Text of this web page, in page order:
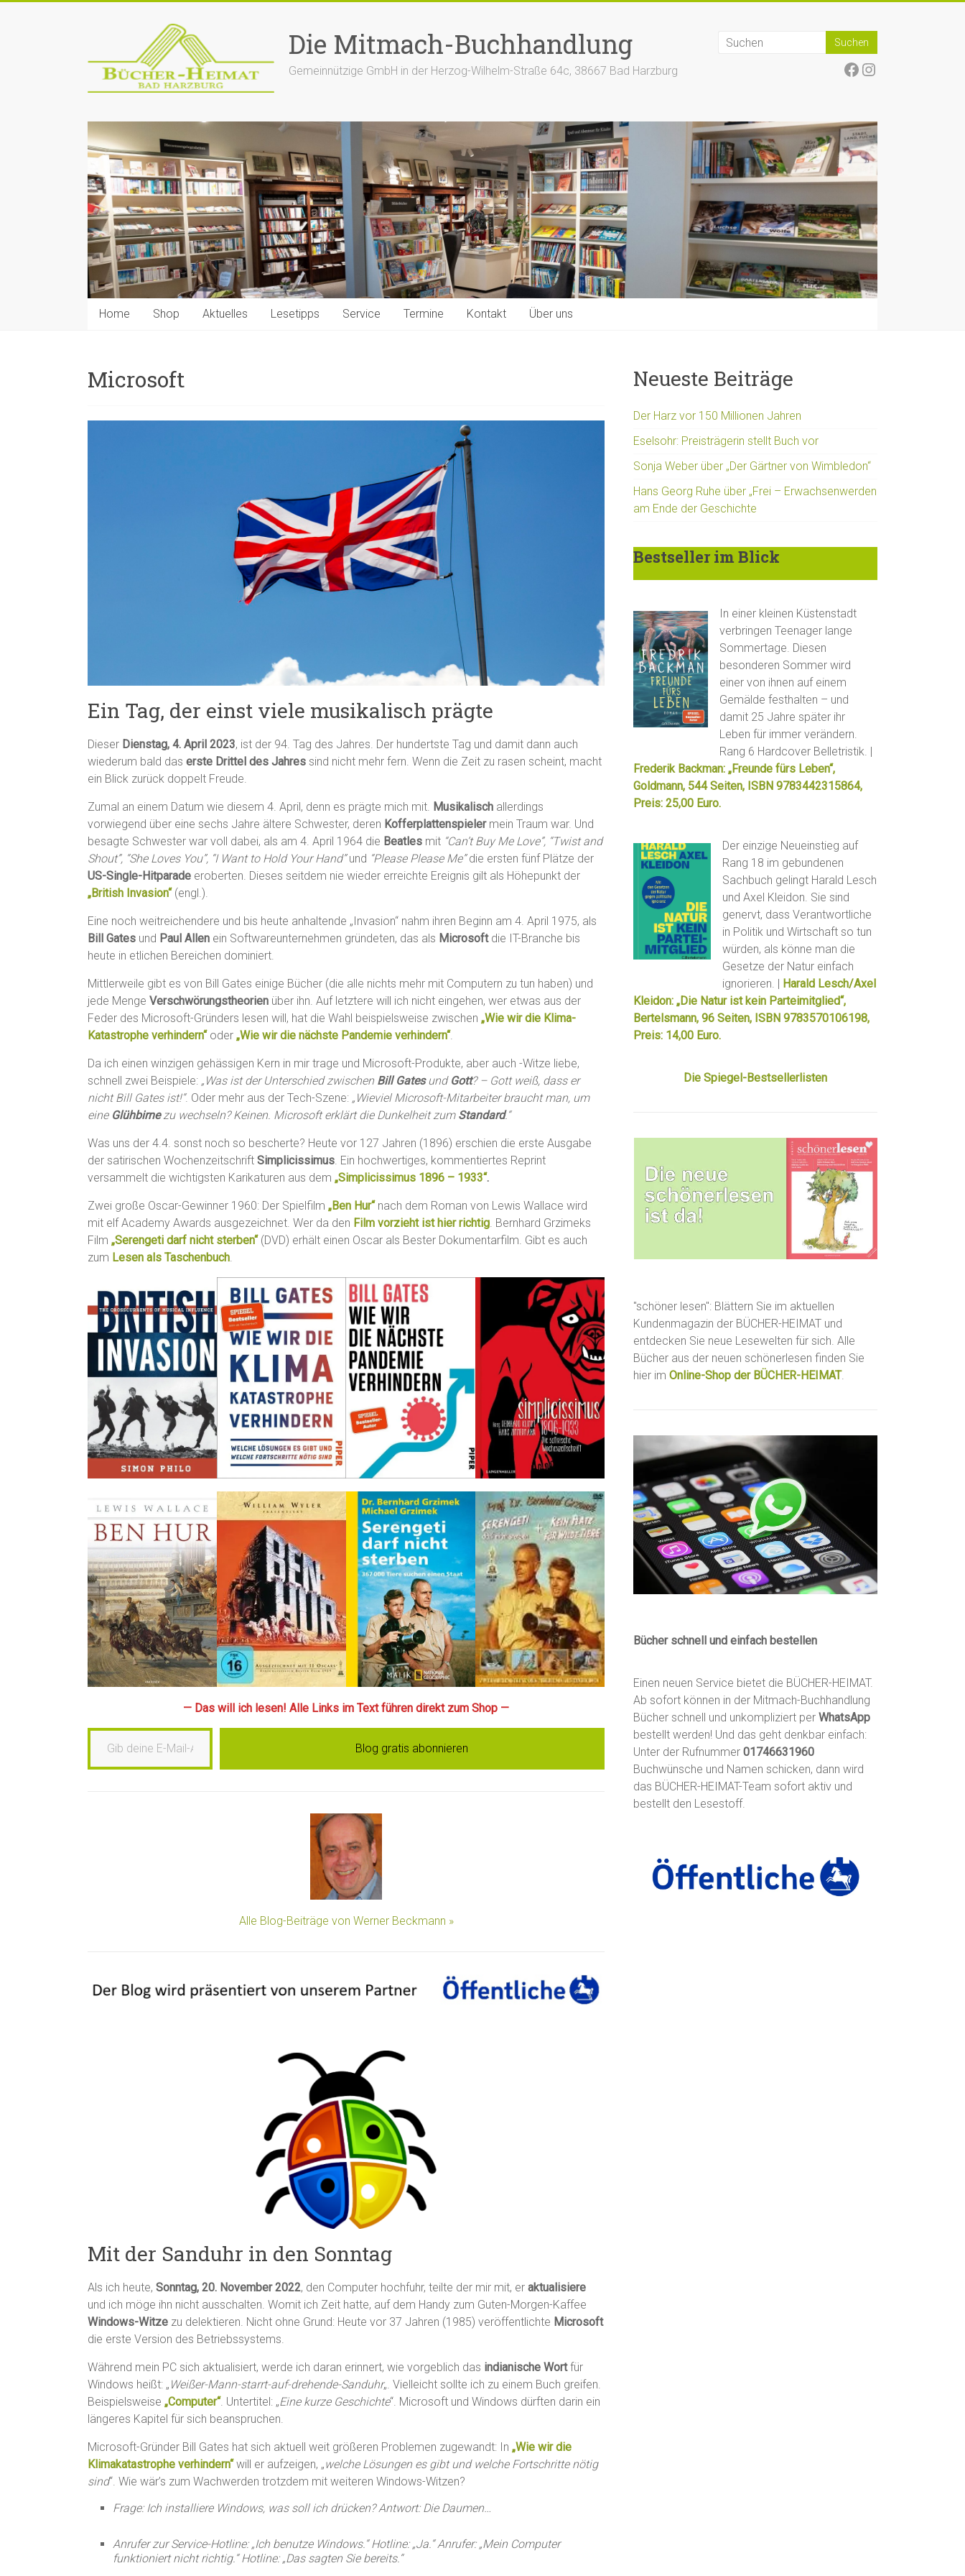
Die Mitmach-Buchhandlung
Gemeinnützige GmbH in der Herzog-Wilhelm-Straße 64c, 38667 Bad Harzburg Facebook
Instagram
Home Shop Aktuelles Lesetipps Service Termine Kontakt Über uns
Microsoft
Ein Tag, der einst viele musikalisch prägte
Dieser Dienstag, 4. April 2023, ist der 94. Tag des Jahres. Der hundertste Tag und damit dann auch
wiederum bald das erste Drittel des Jahres sind nicht mehr fern. Wenn die Zeit zu rasen scheint, macht
ein Blick zurück doppelt Freude.
Zumal an einem Datum wie diesem 4. April, denn es prägte mich mit. Musikalisch allerdings
vorwiegend über eine sechs Jahre ältere Schwester, deren Kofferplattenspielermein Traum war. Und
besagte Schwester war voll dabei, als am 4. April 1964 die Beatles mit “Can’t Buy Me Love”, “Twist and
Shout”, “She Loves You”, “I Want to Hold Your Hand”und “Please Please Me”die ersten fünf Plätze der
US-Single-Hitparade eroberten. Dieses seitdem nie wieder erreichte Ereignis gilt als Höhepunkt der
„British Invasion“(engl.).
Eine noch weitreichendere und bis heute anhaltende „Invasion“ nahm ihren Beginn am 4. April 1975, als
Bill Gates und Paul Allen ein Softwareunternehmen gründeten, das als Microsoftdie IT-Branche bis
heute in etlichen Bereichen dominiert.
Mittlerweile gibt es von Bill Gates einige Bücher (die alle nichts mehr mit Computern zu tun haben) und
jede Menge Verschwörungstheorien über ihn. Auf letztere will ich nicht eingehen, wer etwas aus der
Feder des Microsoft-Gründers lesen will, hat die Wahl beispielsweise zwischen „Wie wir die Klima-
Katastrophe verhindern“oder „Wie wir die nächste Pandemie verhindern“.
Da ich einen winzigen gehässigen Kern in mir trage und Microsoft-Produkte, aber auch -Witze liebe,
schnell zwei Beispiele: „Was ist der Unterschied zwischen Bill Gatesund Gott? – Gott weiß, dass er
nicht Bill Gates ist!“. Oder mehr aus der Tech-Szene: „Wieviel Microsoft-Mitarbeiter braucht man, um
eine Glühbirnezu wechseln? Keinen. Microsoft erklärt die Dunkelheit zum Standard.“
Was uns der 4.4. sonst noch so bescherte? Heute vor 127 Jahren (1896) erschien die erste Ausgabe
der satirischen Wochenzeitschrift Simplicissimus . Ein hochwertiges, kommentiertes Reprint
versammelt die wichtigsten Karikaturen aus dem „Simplicissimus 1896 – 1933“.
Zwei große Oscar-Gewinner 1960: Der Spielfilm „Ben Hur“nach dem Roman von Lewis Wallace wird
mit elf Academy Awards ausgezeichnet. Wer da den Film vorzieht ist hier richtig . Bernhard Grzimeks
Film „Serengeti darf nicht sterben“(DVD) erhält einen Oscar als Bester Dokumentarfilm. Gibt es auch
zum Lesen als Taschenbuch
— Das will ich lesen! Alle Links im Text führen direkt zum Shop —
Gib deine E-Mail-Adresse ein …
Blog gratis abonnieren
Alle Blog-Beiträge von Werner Beckmann »
Mit der Sanduhr in den Sonntag
Als ich heute, Sonntag, 20. November 2022, den Computer hochfuhr, teilte der mir mit, er aktualisiere
und ich möge ihn nicht ausschalten. Womit ich Zeit hatte, auf dem Handy zum Guten-Morgen-Kaffee
Windows-Witze zu delektieren. Nicht ohne Grund: Heute vor 37 Jahren (1985) veröffentlichte Microsoft
die erste Version des Betriebssystems.
Während mein PC sich aktualisiert, werde ich daran erinnert, wie vorgeblich das indianische Wortfür
Windows heißt: „ Weißer-Mann-starrt-auf-drehende-Sanduhr„. Vielleicht sollte ich zu einem Buch greifen.
Beispielsweise „Computer“. Untertitel: „Eine kurze Geschichte“. Microsoft und Windows dürften darin ein
längeres Kapitel für sich beanspruchen.
Microsoft-Gründer Bill Gates hat sich aktuell weit größeren Problemen zugewandt: In „Wie wir die
Klimakatastrophe verhindern“will er aufzeigen, „welche Lösungen es gibt und welche Fortschritte nötig
sind“. Wie wär’s zum Wachwerden trotzdem mit weiteren Windows-Witzen?
Frage: Ich installiere Windows, was soll ich drücken? Antwort: Die Daumen…
Anrufer zur Service-Hotline: „Ich benutze Windows.“ Hotline: „Ja.“ Anrufer: „Mein Computer
funktioniert nicht richtig.“ Hotline: „Das sagten Sie bereits.“
Neueste Beiträge
Der Harz vor 150 Millionen Jahren
Eselsohr: Preisträgerin stellt Buch vor
Sonja Weber über „Der Gärtner von Wimbledon“
Hans Georg Ruhe über „Frei – Erwachsenwerden
am Ende der Geschichte
Bestseller im Blick
In einer kleinen Küstenstadt
verbringen Teenager lange
Sommertage. Diesen
besonderen Sommer wird
einer von ihnen auf einem
Gemälde festhalten – und
damit 25 Jahre später ihr
Leben für immer verändern.
Rang 6 Hardcover Belletristik. |
Frederik Backman: „Freunde fürs Leben“,
Goldmann, 544 Seiten, ISBN 9783442315864,
Preis: 25,00 Euro.
Der einzige Neueinstieg auf
Rang 18 im gebundenen
Sachbuch gelingt Harald Lesch
und Axel Kleidon. Sie sind
genervt, dass Verantwortliche
in Politik und Wirtschaft so tun
würden, als könne man die
Gesetze der Natur einfach
ignorieren. | Harald Lesch/Axel
Kleidon: „Die Natur ist kein Parteimitglied“,
Bertelsmann, 96 Seiten, ISBN 9783570106198,
Preis: 14,00 Euro.
Die Spiegel-Bestsellerlisten
"schöner lesen": Blättern Sie im aktuellen
Kundenmagazin der BÜCHER-HEIMAT und
entdecken Sie neue Lesewelten für sich. Alle
Bücher aus der neuen schönerlesen finden Sie
hier imOnline-Shop der BÜCHER-HEIMAT.
Bücher schnell und einfach bestellen
Einen neuen Service bietet die BÜCHER-HEIMAT.
Ab sofort können in der Mitmach-Buchhandlung
Bücher schnell und unkompliziert perWhatsApp
bestellt werden! Und das geht denkbar einfach:
Unter der Rufnummer01746631960
Buchwünsche und Namen schicken, dann wird
das BÜCHER-HEIMAT-Team sofort aktiv und
bestellt den Lesestoff.